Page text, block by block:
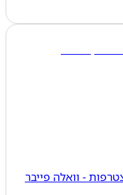
- וואלה פייבר